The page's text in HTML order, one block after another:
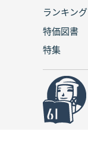
ランキング
特価図書
特集